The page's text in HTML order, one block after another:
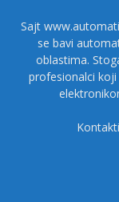
Sajt
se bavi
oblastima.
profesionalci